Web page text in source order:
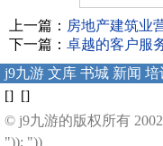
上一篇： 房地产建筑业
下一篇： 卓越的客户服
j9九游 文库 书城 新闻 培
[] []
© j9九游的版权所有
")); "))